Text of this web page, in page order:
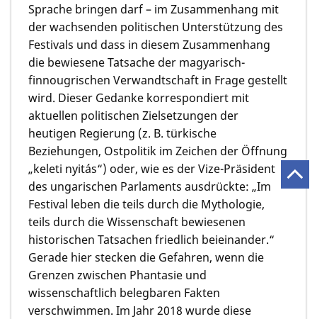
Sprache bringen darf – im Zusammenhang mit
der wachsenden politischen Unterstützung des
Festivals und dass in diesem Zusammenhang
die bewiesene Tatsache der magyarisch-
finnougrischen Verwandtschaft in Frage gestellt
wird. Dieser Gedanke korrespondiert mit
aktuellen politischen Zielsetzungen der
heutigen Regierung (z. B. türkische
Beziehungen, Ostpolitik im Zeichen der Öffnung
„keleti nyitás“) oder, wie es der Vize-Präsident
des ungarischen Parlaments ausdrückte: „Im
Festival leben die teils durch die Mythologie,
teils durch die Wissenschaft bewiesenen
historischen Tatsachen friedlich beieinander.“
Gerade hier stecken die Gefahren, wenn die
Grenzen zwischen Phantasie und
wissenschaftlich belegbaren Fakten
verschwimmen. Im Jahr 2018 wurde diese